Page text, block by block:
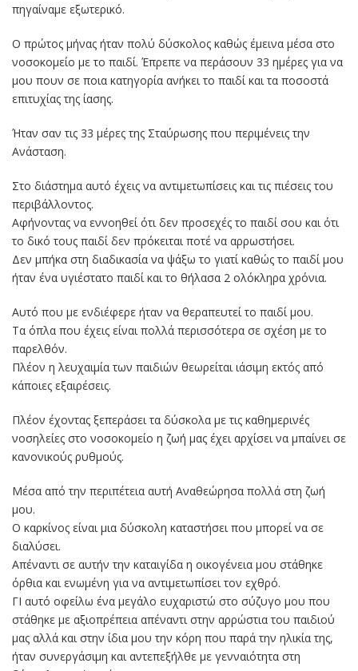
πηγαίναμε εξωτερικό.
Ο πρώτος μήνας ήταν πολύ δύσκολος καθώς έμεινα μέσα στο
νοσοκομείο με το παιδί. Έπρεπε να περάσουν 33 ημέρες για να
μου πουν σε ποια κατηγορία ανήκει το παιδί και τα ποσοστά
επιτυχίας της ίασης.
Ήταν σαν τις 33 μέρες της Σταύρωσης που περιμένεις την
Ανάσταση.
Στο διάστημα αυτό έχεις να αντιμετωπίσεις και τις πιέσεις του
περιβάλλοντος.
Αφήνοντας να εννοηθεί ότι δεν προσεχές το παιδί σου και ότι
το δικό τους παιδί δεν πρόκειται ποτέ να αρρωστήσει.
Δεν μπήκα στη διαδικασία να ψάξω το γιατί καθώς το παιδί μου
ήταν ένα υγιέστατο παιδί και το θήλασα 2 ολόκληρα χρόνια.
Αυτό που με ενδιέφερε ήταν να θεραπευτεί το παιδί μου.
Τα όπλα που έχεις είναι πολλά περισσότερα σε σχέση με το
παρελθόν.
Πλέον η λευχαιμία των παιδιών θεωρείται ιάσιμη εκτός από
κάποιες εξαιρέσεις.
Πλέον έχοντας ξεπεράσει τα δύσκολα με τις καθημερινές
νοσηλείες στο νοσοκομείο η ζωή μας έχει αρχίσει να μπαίνει σε
κανονικούς ρυθμούς.
Μέσα από την περιπέτεια αυτή Αναθεώρησα πολλά στη ζωή
μου.
Ο καρκίνος είναι μια δύσκολη καταστήσει που μπορεί να σε
διαλύσει.
Απέναντι σε αυτήν την καταιγίδα η οικογένεια μου στάθηκε
όρθια και ενωμένη για να αντιμετωπίσει τον εχθρό.
ΓΙ αυτό οφείλω ένα μεγάλο ευχαριστώ στο σύζυγο μου που
στάθηκε με αξιοπρέπεια απέναντι στην αρρώστια του παιδιού
μας αλλά και στην ίδια μου την κόρη που παρά την ηλικία της,
ήταν συνεργάσιμη και αντεπεξήλθε με γενναιότητα στη